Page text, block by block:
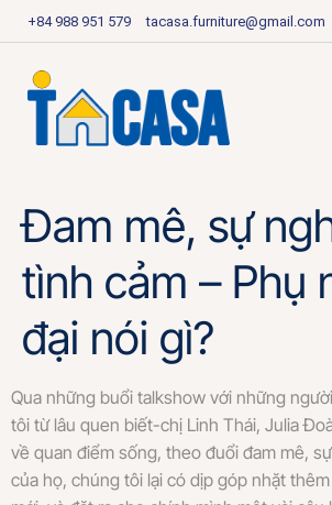
+84 988 951 579 tacasa.furniture@gmail.com
Đam mê, sự
tình cảm – Phụ
đại nói gì?
Qua những buổi talkshow với những
tôi từ lâu quen biết-chị Linh Thái, Julia
về quan điểm sống, theo đuổi đam mê,
của họ, chúng tôi lại có dịp góp nhặt